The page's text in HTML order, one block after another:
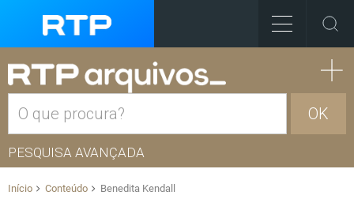
OK
PESQUISA AVANÇADA
Início Conteúdo Benedita Kendall